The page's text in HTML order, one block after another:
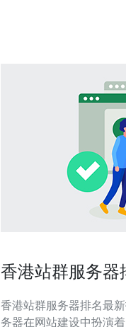
香港站群服务器
香港站群服务器排名最新报告 随着互联网的发
务器在网站建设中扮演